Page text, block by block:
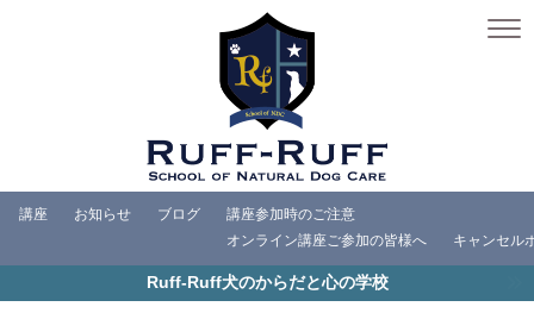
講座 お知らせ ブログ
講座参加時のご注意
オンライン講座ご参加の皆様へ
キャンセル
Ruff-Ruff犬のからだと心の学校